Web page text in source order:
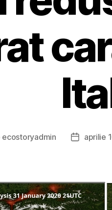
ecostoryadmin
Datăaprilie